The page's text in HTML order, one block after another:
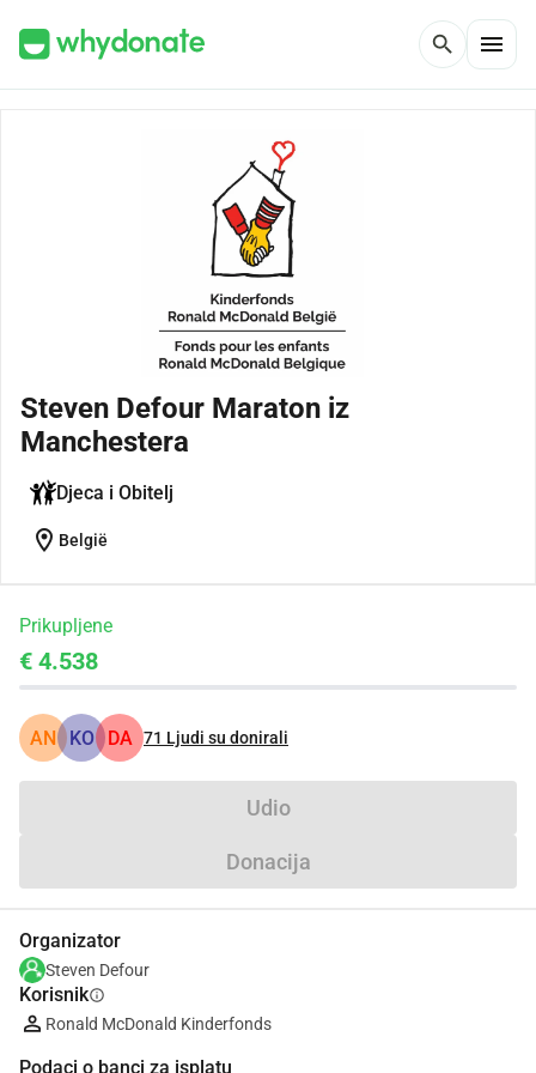
search menu
Steven Defour Maraton iz
Manchestera
Djeca i Obitelj
location_on België
Prikupljene
€ 4.538
AN KO DA 71 Ljudi su donirali
Udio
Donacija
Organizator
Steven Defour
Korisnikinfo
Ronald McDonald Kinderfonds
Podaci o banci za isplatu